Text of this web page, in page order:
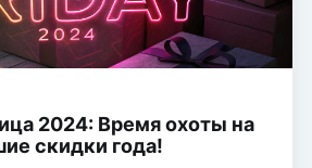
2024: Время охоты на
скидки года!